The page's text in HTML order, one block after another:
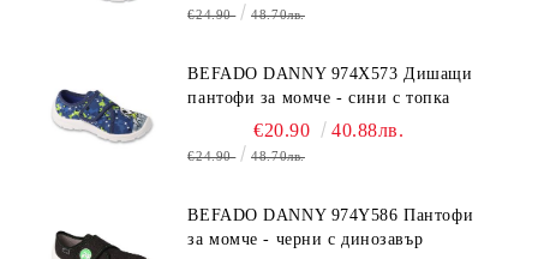
€24.90 48.70лв.
BEFADO DANNY 974X573 Дишащи
пантофи за момче - сини с топка
€20.90 40.88лв.
€24.90 48.70лв.
BEFADO DANNY 974Y586 Пантофи
за момче - черни с динозавър